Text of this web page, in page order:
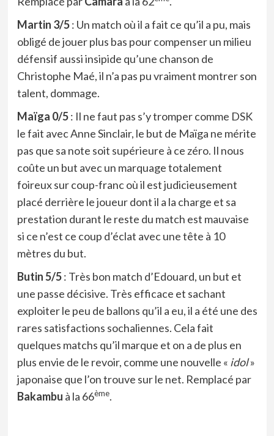
Martin 3/5: Un match où il a fait ce qu’il a pu, mais
obligé de jouer plus bas pour compenser un milieu
défensif aussi insipide qu’une chanson de
Christophe Maé, il n’a pas pu vraiment montrer son
talent, dommage.
Maïga 0/5: Il ne faut pas s’y tromper comme DSK
le fait avec Anne Sinclair, le but de Maïga ne mérite
pas que sa note soit supérieure à ce zéro. Il nous
coûte un but avec un marquage totalement
foireux sur coup-franc où il est judicieusement
placé derrière le joueur dont il a la charge et sa
prestation durant le reste du match est mauvaise
si ce n’est ce coup d’éclat avec une tête à 10
mètres du but.
Butin 5/5: Très bon match d’Edouard, un but et
une passe décisive. Très efficace et sachant
exploiter le peu de ballons qu’il a eu, il a été une des
rares satisfactions sochaliennes. Cela fait
quelques matchs qu’il marque et on a de plus en
plus envie de le revoir, comme une nouvelle « idol»
japonaise que l’on trouve sur le net. Remplacé par
Bakambu à la 66ème.